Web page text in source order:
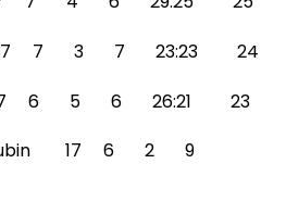
17 7 3 7 23:23 24
17 6 5 6 26:21 23
Lubin 17 6 2 9